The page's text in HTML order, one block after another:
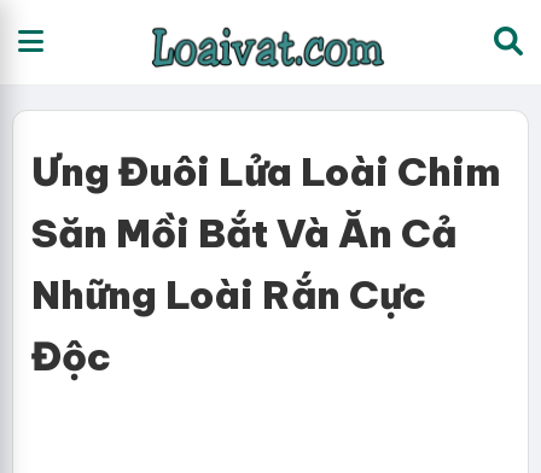
Ưng Đuôi Lửa Loài Chim
Săn Mồi Bắt Và Ăn Cả
Những Loài Rắn Cực
Độc